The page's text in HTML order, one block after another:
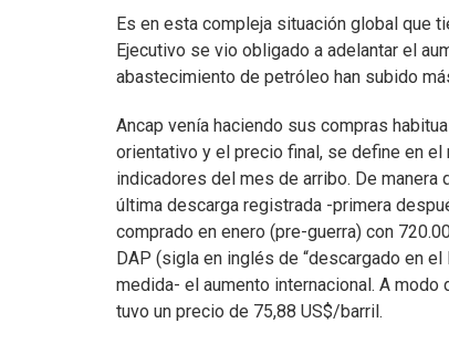
Es en esta compleja situación global que
Ejecutivo se vio obligado a adelantar el
abastecimiento de petróleo han subido
Ancap venía haciendo sus compras
orientativo y el precio final, se define en
indicadores del mes de arribo. De
última descarga registrada -primera
comprado en enero (pre-guerra) con
DAP (sigla en inglés de “descargado en
medida- el aumento internacional. A
tuvo un precio de 75,88 US$/barril.